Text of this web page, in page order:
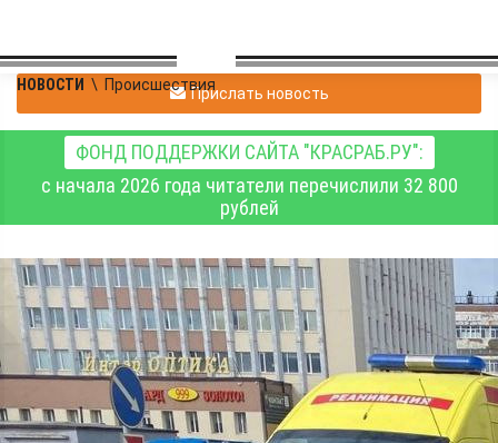
НОВОСТИ \ ПроисшествияПрислать новость
ФОНД ПОДДЕРЖКИ САЙТА "КРАСРАБ.РУ":
с начала 2026 года читатели перечислили 32 800
рублей
За минувшую неделю
пожар унёс жизнь 1
человека, утонули 5
человек